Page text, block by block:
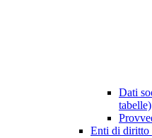
Dati
tabelle)
Enti di diritto